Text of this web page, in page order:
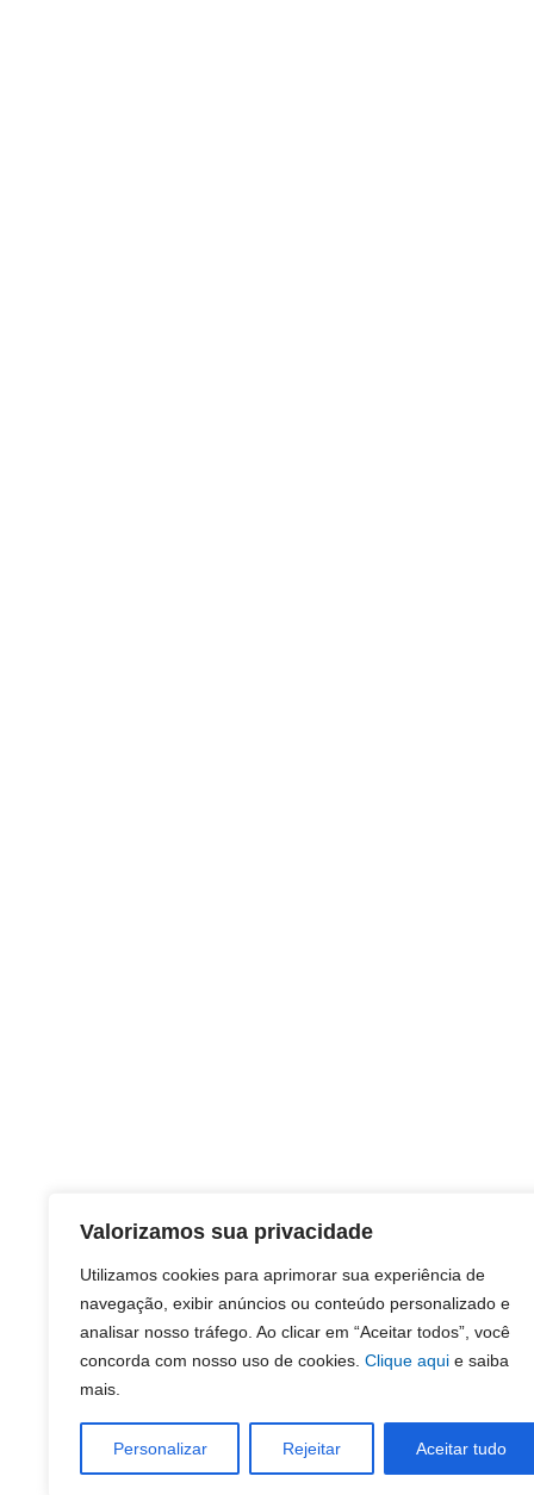
Valorizamos sua privacidade
Utilizamos cookies para aprimorar sua experiência de
navegação, exibir anúncios ou conteúdo personalizado e
analisar nosso tráfego. Ao clicar em “Aceitar todos”, você
concorda com nosso uso de cookies. Clique aqui e saiba
mais.
Personalizar Rejeitar Aceitar tudo